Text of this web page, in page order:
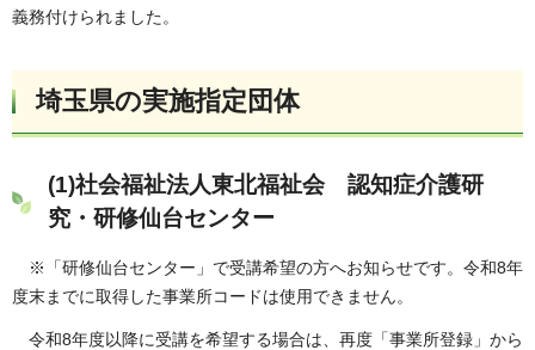
義務付けられました。
埼玉県の実施指定団体
(1)社会福祉法人東北福祉会 認知症介護研
究・研修仙台センター
※「研修仙台センター」で受講希望の方へお知らせです。令和8年
度末までに取得した事業所コードは使用できません。
令和8年度以降に受講を希望する場合は、再度「事業所登録」から